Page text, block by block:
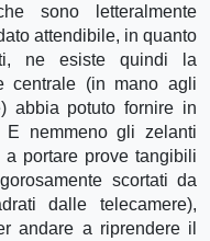
sono letteralmente
attendibile, in quanto
ne esiste quindi la
centrale (in mano agli
abbia potuto fornire in
E nemmeno gli zelanti
portare prove tangibili
scortati da
dalle telecamere),
andare a riprendere il